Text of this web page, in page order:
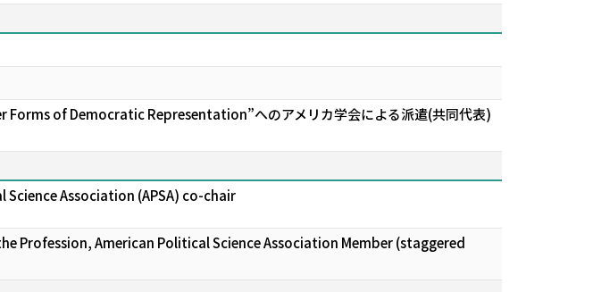
of Democratic Representation”へのアメリカ学会による派遣(共同代表)
Science Association (APSA) co-chair
Profession, American Political Science Association Member (staggered